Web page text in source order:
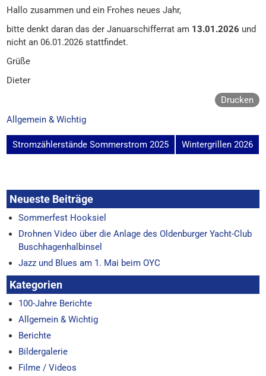
Hallo zusammen und ein Frohes neues Jahr,
bitte denkt daran das der Januarschifferrat am 13.01.2026 und
nicht an 06.01.2026 stattfindet.
Grüße
Dieter
Drucken
Allgemein & Wichtig
Beitragsnavigation
Stromzählerstände Sommerstrom 2025 Wintergrillen 2026
Neueste Beiträge
Sommerfest Hooksiel
Drohnen Video über die Anlage des Oldenburger Yacht-Club
Buschhagenhalbinsel
Jazz und Blues am 1. Mai beim OYC
Kategorien
100-Jahre Berichte
Allgemein & Wichtig
Berichte
Bildergalerie
Filme / Videos